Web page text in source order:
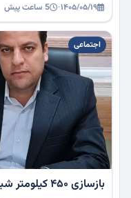
۱۴۰۵/۰۵/۱۹· 5 ساعت پیش
اجتماعی
بازسازی ۴۵۰ کیلومتر شبکه برق تربت‌حیدریه